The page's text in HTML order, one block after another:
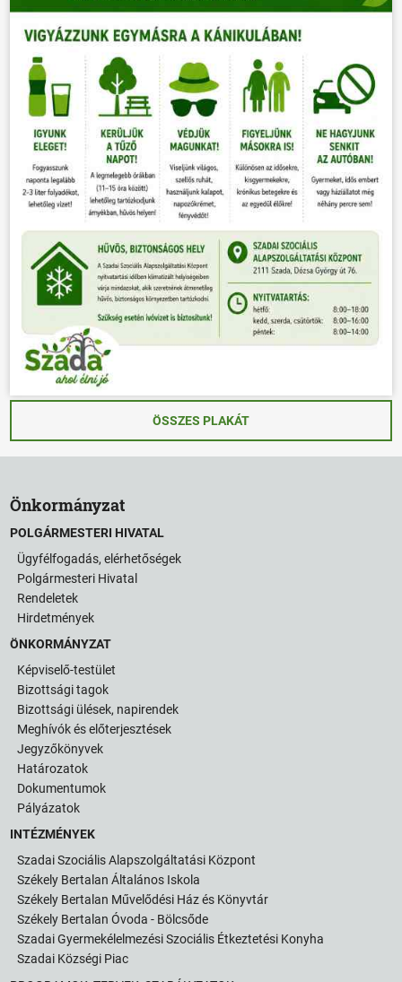
VÁLASZTÁSOK
ÖSSZES PLAKÁT
Önkormányzat
POLGÁRMESTERI HIVATAL
Ügyfélfogadás, elérhetőségek
Polgármesteri Hivatal
Rendeletek
Hirdetmények
ÖNKORMÁNYZAT
Képviselő-testület
Bizottsági tagok
Bizottsági ülések, napirendek
Meghívók és előterjesztések
Jegyzőkönyvek
Határozatok
Dokumentumok
Pályázatok
INTÉZMÉNYEK
Szadai Szociális Alapszolgáltatási Központ
Székely Bertalan Általános Iskola
Székely Bertalan Művelődési Ház és Könyvtár
Székely Bertalan Óvoda - Bölcsőde
Szadai Gyermekélelmezési Szociális Étkeztetési Konyha
Szadai Községi Piac